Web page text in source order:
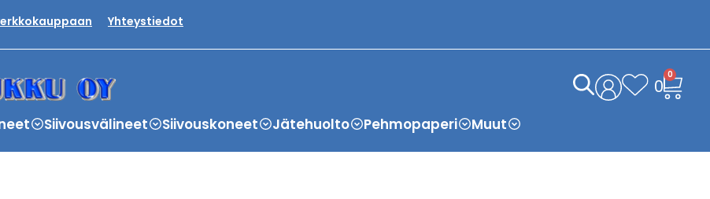
Yhteystiedot
0
0
Siivousvälineet Siivouskoneet Jätehuolto Pehmopaperi Muut